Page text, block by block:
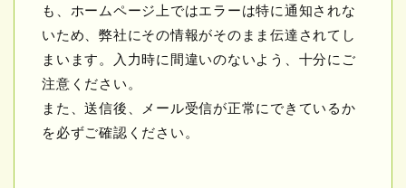
も、ホームページ上ではエラーは特に通知されな
いため、弊社にその情報がそのまま伝達されてし
まいます。入力時に間違いのないよう、十分にご
注意ください。
また、送信後、メール受信が正常にできているか
を必ずご確認ください。